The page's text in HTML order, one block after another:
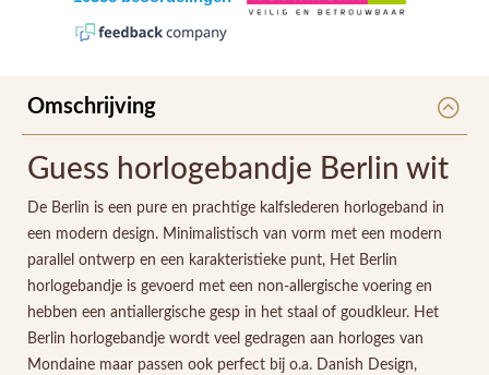
Omschrijving
Guess horlogebandje Berlin wit
De Berlin is een pure en prachtige kalfslederen horlogeband in
een modern design. Minimalistisch van vorm met een modern
parallel ontwerp en een karakteristieke punt, Het Berlin
horlogebandje is gevoerd met een non-allergische voering en
hebben een antiallergische gesp in het staal of goudkleur. Het
Berlin horlogebandje wordt veel gedragen aan horloges van
Mondaine maar passen ook perfect bij o.a. Danish Design,